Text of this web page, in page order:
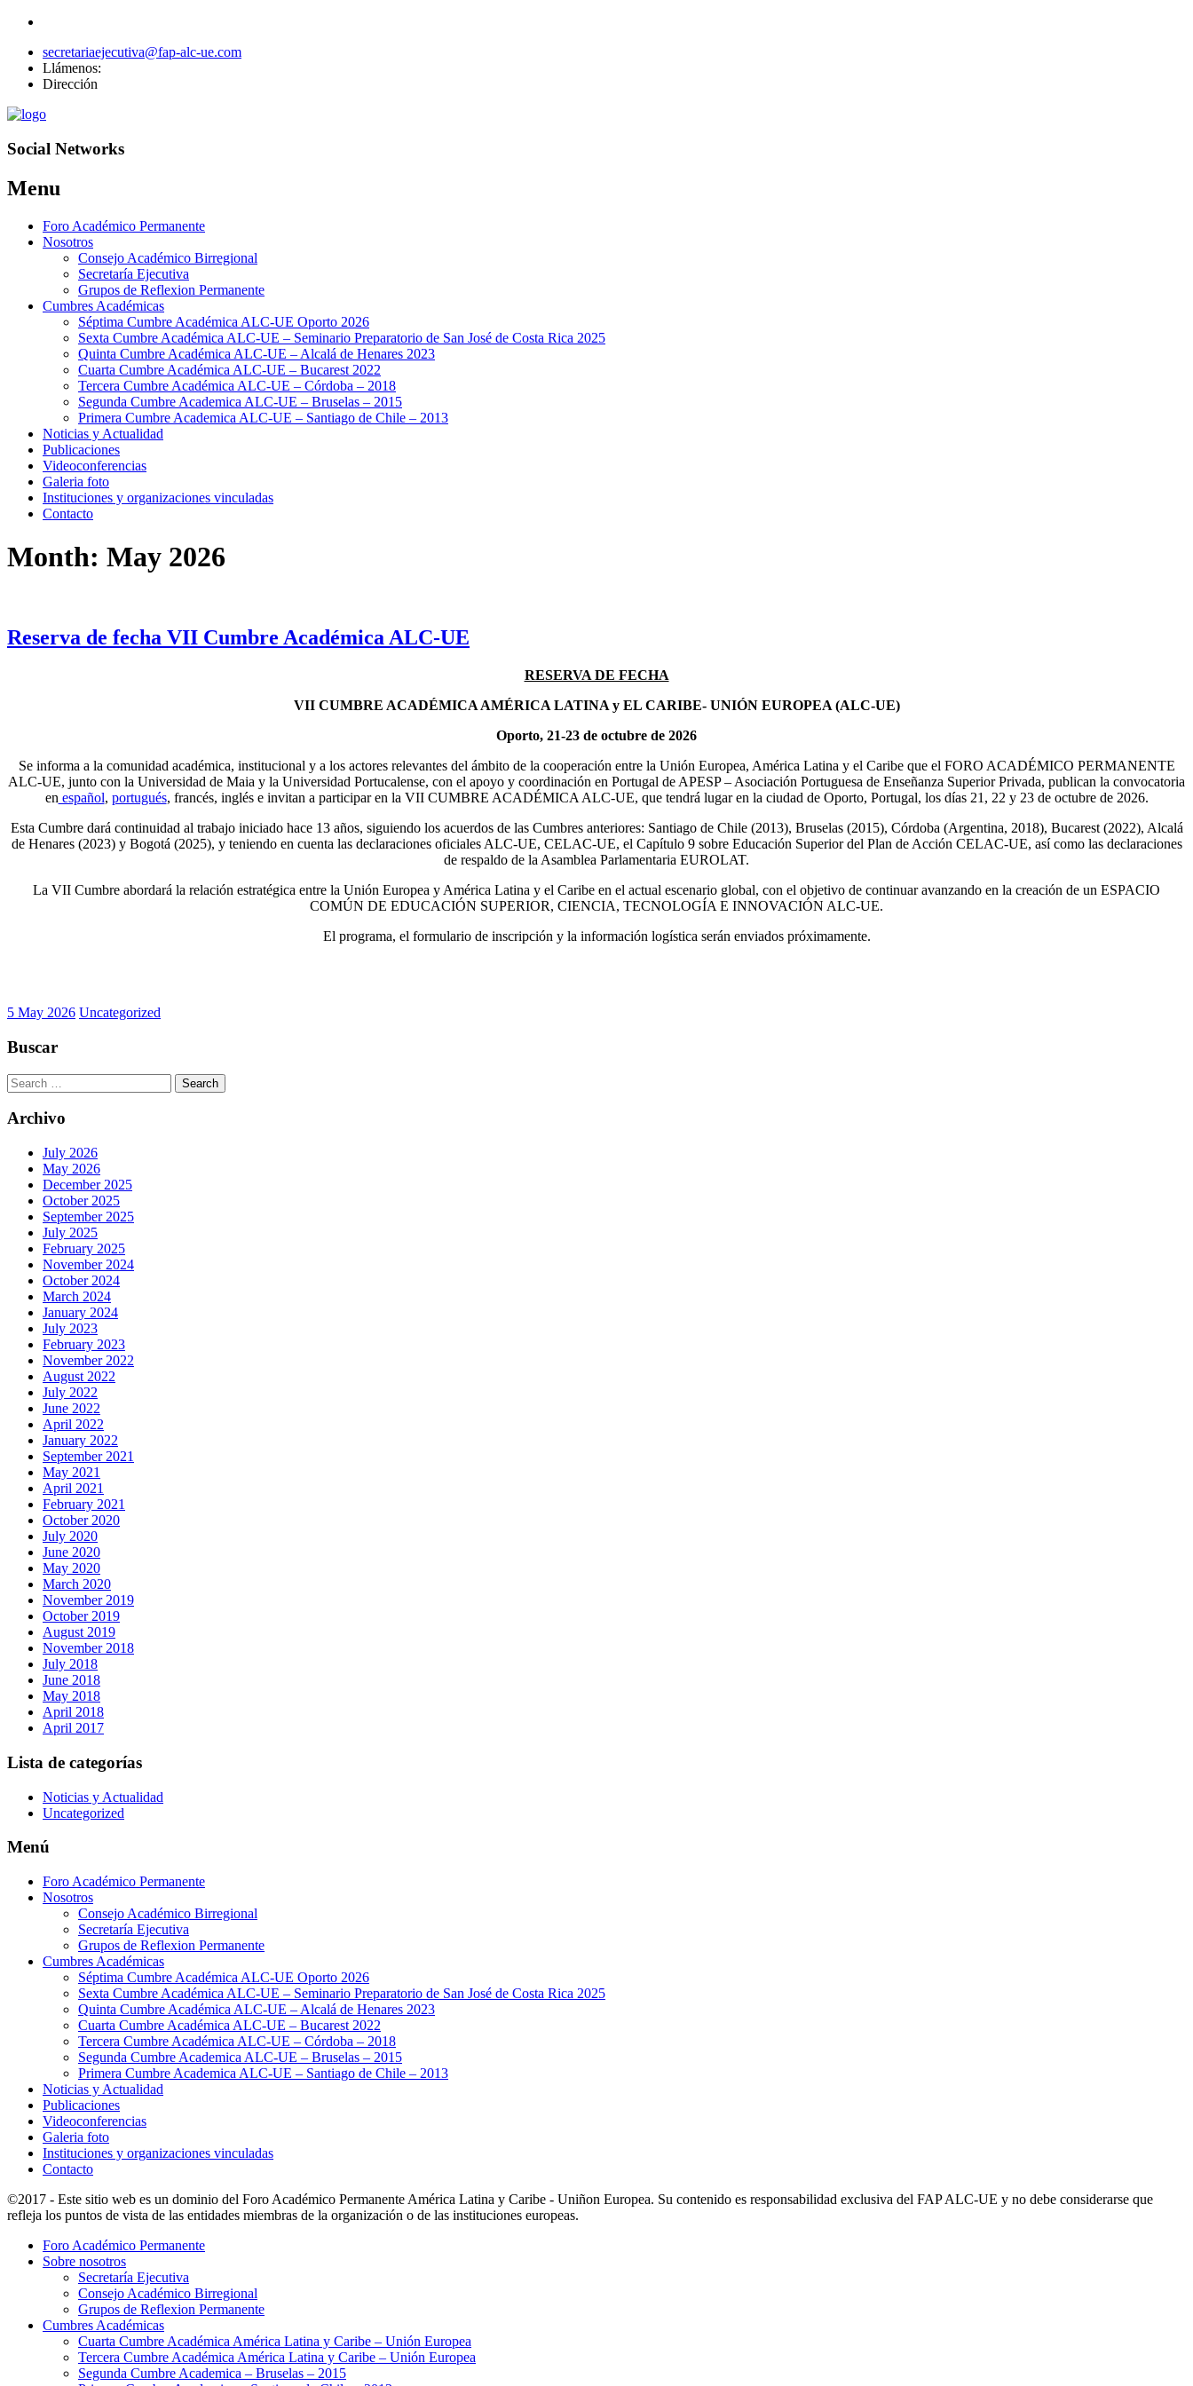
secretariaejecutiva@fap-alc-ue.com
Llámenos:
Dirección
Social Networks
Menu
Skip
Foro Académico Permanente
Nosotros
Consejo Académico Birregional
Secretaría Ejecutiva
Grupos de Reflexion Permanente
Cumbres Académicas
Séptima Cumbre Académica ALC-UE Oporto 2026
Sexta Cumbre Académica ALC-UE – Seminario Preparatorio de San José de Costa Rica 2025
Quinta Cumbre Académica ALC-UE – Alcalá de Henares 2023
Cuarta Cumbre Académica ALC-UE – Bucarest 2022
Tercera Cumbre Académica ALC-UE – Córdoba – 2018
Segunda Cumbre Academica ALC-UE – Bruselas – 2015
Primera Cumbre Academica ALC-UE – Santiago de Chile – 2013
Noticias y Actualidad
Publicaciones
Videoconferencias
Galeria foto
Instituciones y organizaciones vinculadas
Contacto
Month: May 2026
Reserva de fecha VII Cumbre Académica ALC-UE
RESERVA DE FECHA
VII CUMBRE ACADÉMICA AMÉRICA LATINA y EL CARIBE- UNIÓN EUROPEA (ALC-UE)
Oporto, 21-23 de octubre de 2026
Se informa a la comunidad académica, institucional y a los actores relevantes del ámbito de la cooperación entre la Unión Europea, América Latina y el Caribe que el FORO ACADÉMICO PERMANENTE
ALC-UE, junto con la Universidad de Maia y la Universidad Portucalense, con el apoyo y coordinación en Portugal de APESP – Asociación Portuguesa de Enseñanza Superior Privada, publican la convocatoria
en español, portugués, francés, inglés e invitan a participar en la VII CUMBRE ACADÉMICA ALC-UE, que tendrá lugar en la ciudad de Oporto, Portugal, los días 21, 22 y 23 de octubre de 2026.
Esta Cumbre dará continuidad al trabajo iniciado hace 13 años, siguiendo los acuerdos de las Cumbres anteriores: Santiago de Chile (2013), Bruselas (2015), Córdoba (Argentina, 2018), Bucarest (2022), Alcalá
de Henares (2023) y Bogotá (2025), y teniendo en cuenta las declaraciones oficiales ALC-UE, CELAC-UE, el Capítulo 9 sobre Educación Superior del Plan de Acción CELAC-UE, así como las declaraciones
de respaldo de la Asamblea Parlamentaria EUROLAT.
La VII Cumbre abordará la relación estratégica entre la Unión Europea y América Latina y el Caribe en el actual escenario global, con el objetivo de continuar avanzando en la creación de un ESPACIO
COMÚN DE EDUCACIÓN SUPERIOR, CIENCIA, TECNOLOGÍA E INNOVACIÓN ALC-UE.
El programa, el formulario de inscripción y la información logística serán enviados próximamente.
5 May 2026 Uncategorized
Buscar
Search
for:
Archivo
July 2026
May 2026
December 2025
October 2025
September 2025
July 2025
February 2025
November 2024
October 2024
March 2024
January 2024
July 2023
February 2023
November 2022
August 2022
July 2022
June 2022
April 2022
January 2022
September 2021
May 2021
April 2021
February 2021
October 2020
July 2020
June 2020
May 2020
March 2020
November 2019
October 2019
August 2019
November 2018
July 2018
June 2018
May 2018
April 2018
April 2017
Lista de categorías
Noticias y Actualidad
Uncategorized
Menú
Foro Académico Permanente
Nosotros
Consejo Académico Birregional
Secretaría Ejecutiva
Grupos de Reflexion Permanente
Cumbres Académicas
Séptima Cumbre Académica ALC-UE Oporto 2026
Sexta Cumbre Académica ALC-UE – Seminario Preparatorio de San José de Costa Rica 2025
Quinta Cumbre Académica ALC-UE – Alcalá de Henares 2023
Cuarta Cumbre Académica ALC-UE – Bucarest 2022
Tercera Cumbre Académica ALC-UE – Córdoba – 2018
Segunda Cumbre Academica ALC-UE – Bruselas – 2015
Primera Cumbre Academica ALC-UE – Santiago de Chile – 2013
Noticias y Actualidad
Publicaciones
Videoconferencias
Galeria foto
Instituciones y organizaciones vinculadas
Contacto
©2017 - Este sitio web es un dominio del Foro Académico Permanente América Latina y Caribe - Uniñon Europea. Su contenido es responsabilidad exclusiva del FAP ALC-UE y no debe considerarse que
refleja los puntos de vista de las entidades miembras de la organización o de las instituciones europeas.
Foro Académico Permanente
Sobre nosotros
Secretaría Ejecutiva
Consejo Académico Birregional
Grupos de Reflexion Permanente
Cumbres Académicas
Cuarta Cumbre Académica América Latina y Caribe – Unión Europea
Tercera Cumbre Académica América Latina y Caribe – Unión Europea
Segunda Cumbre Academica – Bruselas – 2015